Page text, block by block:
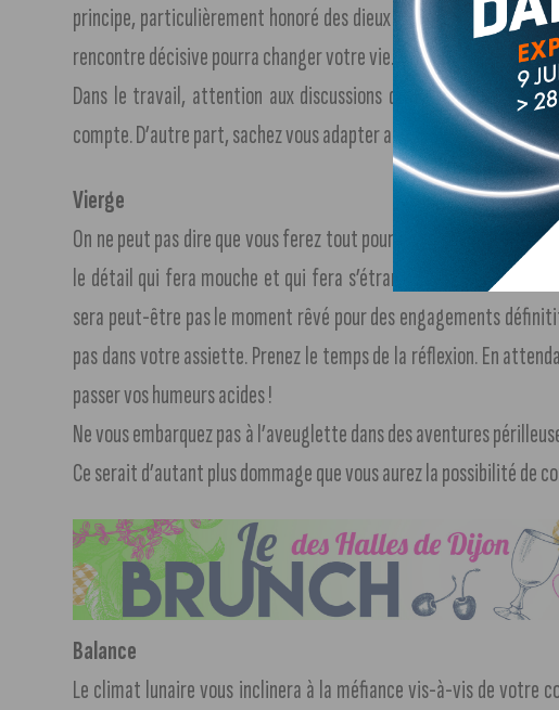
principe, particulièrement honoré des dieux – ou plutôt des
rencontre décisive pourra changer votre vie. Voyages et nouvelle
Dans le travail, attention aux discussions d’intérêt !
compte. D’autre part, sachez vous adapter aux circonstances
Vierge
On ne peut pas dire que vous ferez tout pour être aimable
le détail qui fera mouche et qui fera s’étrangler de fureur votre
sera peut-être pas le moment rêvé pour des engagements
pas dans votre assiette. Prenez le temps de la réflexion. En
passer vos humeurs acides !
Ne vous embarquez pas à l’aveuglette dans des aventures
Ce serait d’autant plus dommage que vous aurez la possibilité de
Balance
Le climat lunaire vous inclinera à la méfiance vis-à-vis de votre